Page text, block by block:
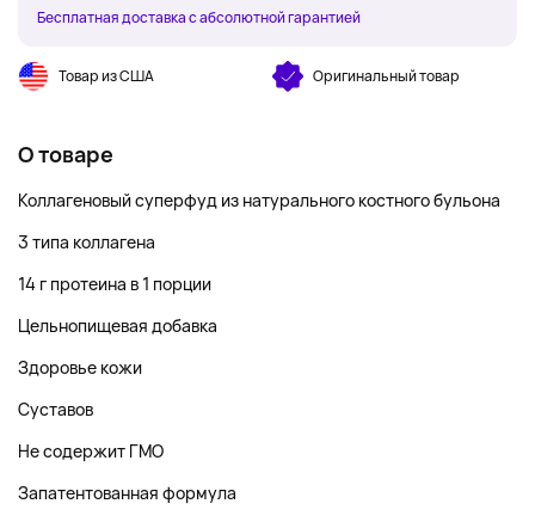
Бесплатная доставка с абсолютной гарантией
Товар из США Оригинальный товар
О товаре
Коллагеновый суперфуд из натурального костного бульона
3 типа коллагена
14 г протеина в 1 порции
Цельнопищевая добавка
Здоровье кожи
Суставов
Не содержит ГМО
Запатентованная формула